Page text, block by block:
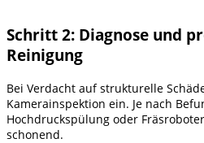
Schritt 2: Diagnose und
Reinigung
Bei Verdacht auf strukturelle
Kamerainspektion ein. Je nach
Hochdruckspülung oder
schonend.